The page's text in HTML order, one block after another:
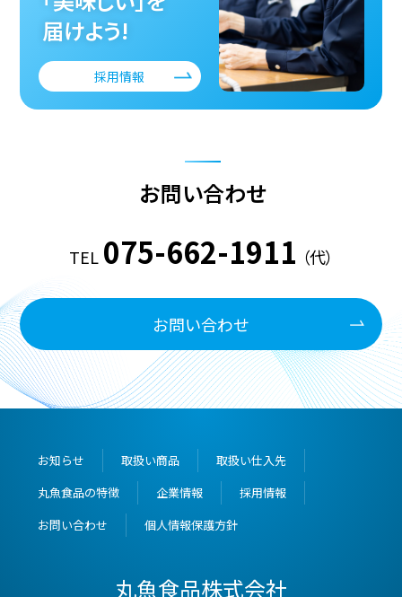
届けよう!
採用情報
お問い合わせ
TEL 075-662-1911 （代）
お問い合わせ
お知らせ 取扱い商品
取扱い仕入先
丸魚食品の特徴
企業情報
採用情報
お問い合わせ
個人情報保護方針
丸魚食品株式会社